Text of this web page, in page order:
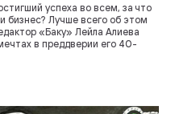
успеха во всем, за что
бизнес? Лучше всего об этом
«Баку» Лейла Алиева
в преддверии его 40-